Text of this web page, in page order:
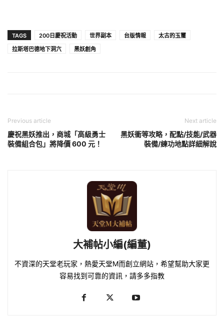
TAGS 200日慶祝活動 世界副本 台版情報
太古的玉璽
拉斯塔巴德地下洞穴
黑妖創角
Previous article
慶祝黑妖推出，商城「高級勇士
裝備組合包」將降價 600 元！
Next article
黑妖衝等攻略，配點/技能/武器
裝備/練功地點詳細解說
大補帖小編(編董)
不資深的天堂老玩家，熱愛天堂M而創立網站，希望幫助大家更
容易找到可靠的資訊，請多多指教